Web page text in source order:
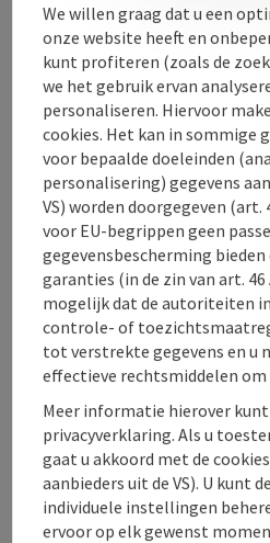
Openingstijden
Ligging
Geschiktheid
Toegankelijkheid
PDF aanmaken
Bijdrage printen
powered byTOURDATA
We willen graag dat u een
onze website heeft en
kunt profiteren (zoals de
we het gebruik ervan
personaliseren. Hiervoor
cookies. Het kan in sommige
voor bepaalde doeleinden
personalisering) gegevens
VS) worden doorgegeven (art.
voor EU-begrippen geen
gegevensbescherming bieden
garanties (in de zin van art. 46
mogelijk dat de autoriteiten in
controle- of
tot verstrekte gegevens en u
effectieve rechtsmiddelen
Meer informatie hierover kunt
privacyverklaring. Als u
gaat u akkoord met de
aanbieders uit de VS). U kunt
individuele instellingen
ervoor op elk gewenst